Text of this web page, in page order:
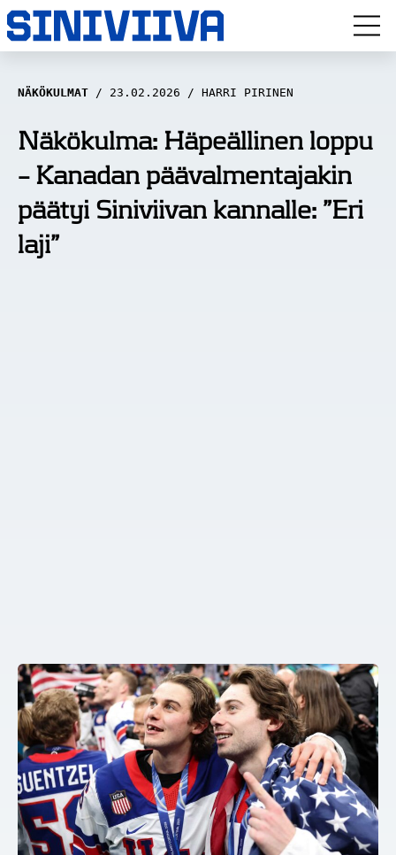
LUUVITONEN
HAASTATTELUT
NÄKÖKULMAT
ANALYYSIT
NÄKÖKULMAT 23.02.2026 HARRI PIRINEN
Näkökulma: Häpeällinen loppu
– Kanadan päävalmentajakin
päätyi Siniviivan kannalle: ”Eri
laji”